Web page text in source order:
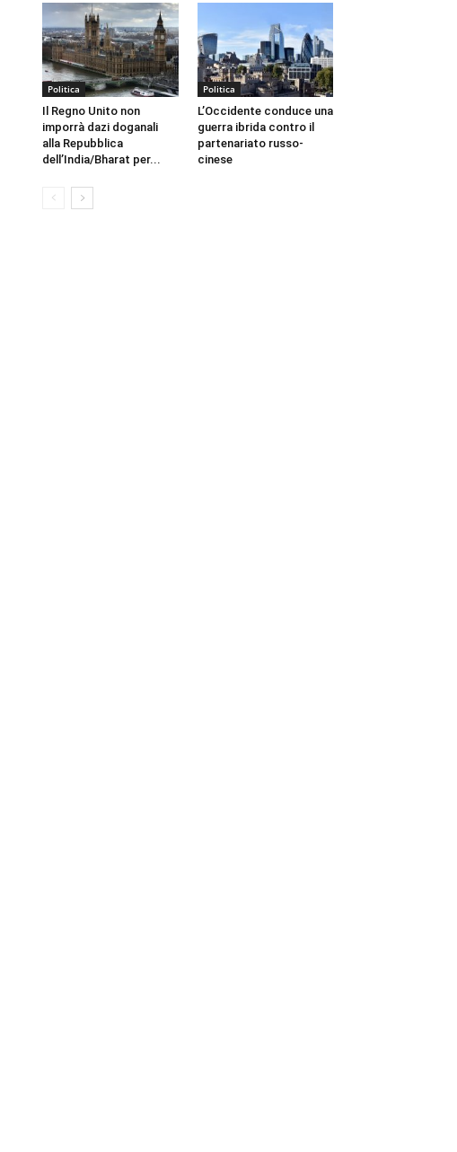
Politica
Il Regno Unito non
imporrà dazi doganali
alla Repubblica
dell’India/Bharat per...
Politica
L’Occidente conduce una
guerra ibrida contro il
partenariato russo-
cinese